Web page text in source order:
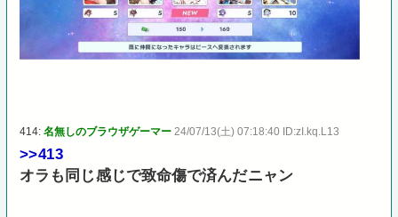
414:名無しのブラウザゲーマー 24/07/13(土) 07:18:40 ID:zI.kq.L13
>>413
オラも同じ感じで致命傷で済んだニャン